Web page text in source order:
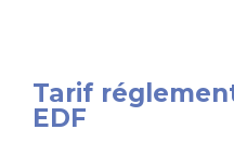
Tarif
EDF